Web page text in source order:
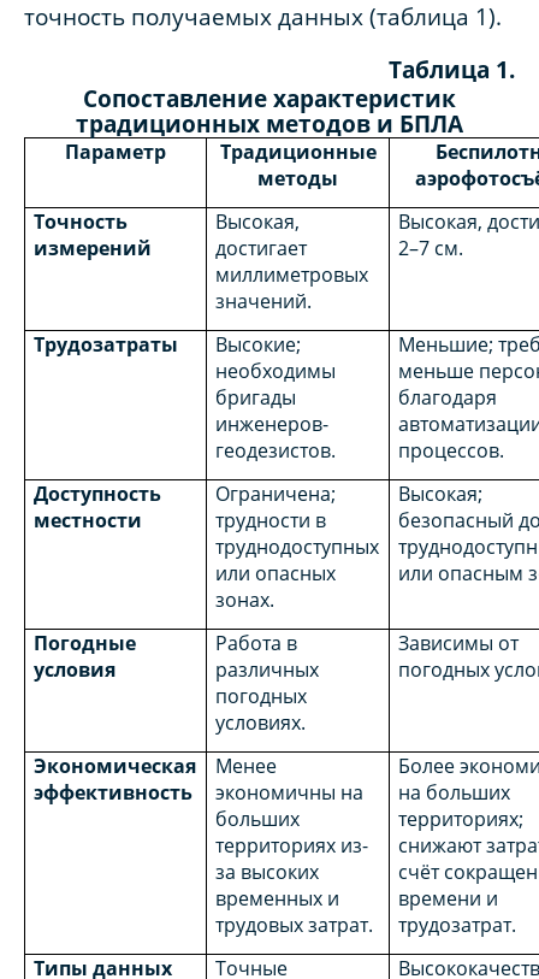
точность получаемых данных (таблица 1).
Таблица 1.
Сопоставление характеристик
традиционных методов и БПЛА
Параметр
Традиционные
методы
Точность
измерений
Высокая,
достигает
миллиметровых
значений.
Высокая,
2–7 см.
Трудозатраты
Высокие;
необходимы
бригады
инженеров-
геодезистов.
Меньшие;
меньше
благодаря
процессов.
Доступность
местности
Ограничена;
трудности в
труднодоступных
или опасных
зонах.
Высокая;
безопасный
или опасным
Погодные
условия
Работа в
различных
погодных
условиях.
Зависимы от
погодных
Экономическая
эффективность
Менее
экономичны на
больших
территориях из-
за высоких
временных и
трудовых затрат.
Более
на больших
территориях;
снижают
счёт
времени и
трудозатрат.
Типы данных
Точные